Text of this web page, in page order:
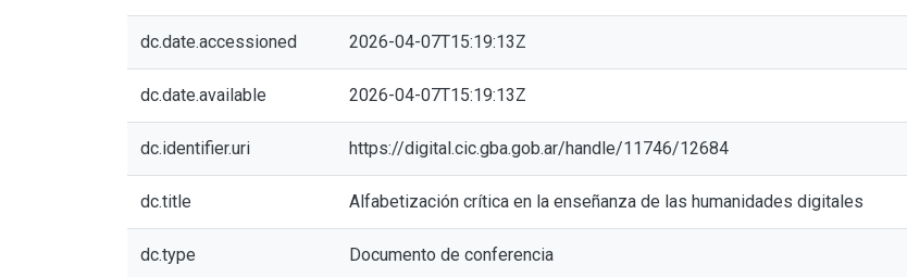
dc.date.accessioned 2026-04-07T15:19:13Z
dc.date.available 2026-04-07T15:19:13Z
dc.identifier.uri https://digital.cic.gba.gob.ar/handle/11746/12684
dc.title Alfabetización crítica en la enseñanza de las humanidades digitales
dc.type Documento de conferencia